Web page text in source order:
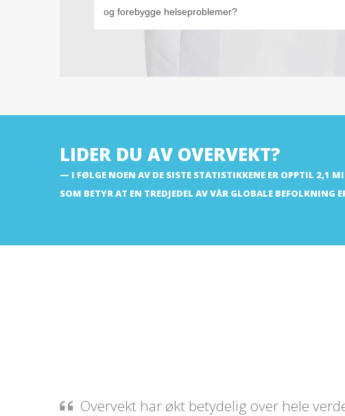
og forebygge helseproblemer?
LIDER DU AV OVERVEKT?
I FØLGE NOEN AV DE SISTE STATISTIKKENE ER OPPTIL 2,1
SOM BETYR AT EN TREDJEDEL AV VÅR GLOBALE BEFOLKNING
Overvekt har økt betydelig over hele